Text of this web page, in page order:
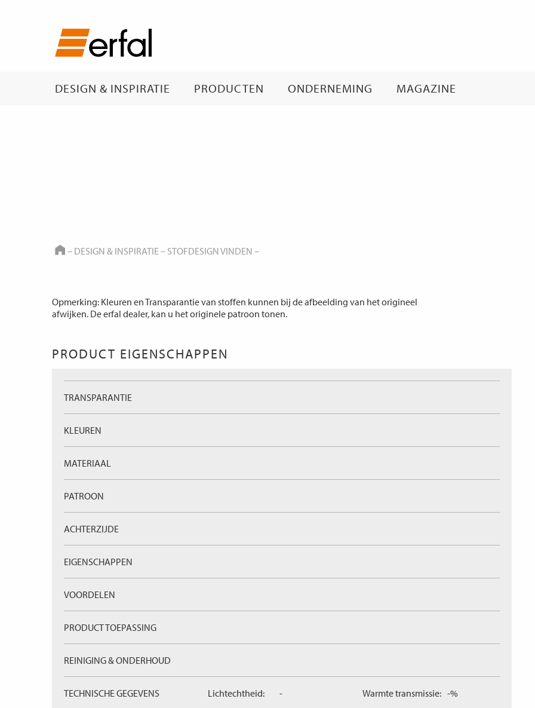
DESIGN & INSPIRATIE PRODUCTEN ONDERNEMING MAGAZINE
HOME
– DESIGN & INSPIRATIE– STOFDESIGN VINDEN –
Opmerking: Kleuren en Transparantie van stoffen kunnen bij de afbeelding van het origineel
afwijken. De erfal dealer, kan u het originele patroon tonen.
PRODUCT EIGENSCHAPPEN
TRANSPARANTIE
KLEUREN
MATERIAAL
PATROON
ACHTERZIJDE
EIGENSCHAPPEN
VOORDELEN
PRODUCT TOEPASSING
REINIGING & ONDERHOUD
TECHNISCHE GEGEVENS Lichtechtheid: - Warmte transmissie: -%